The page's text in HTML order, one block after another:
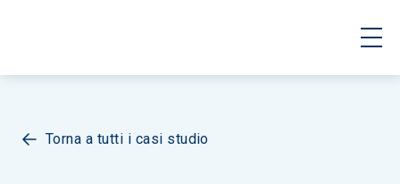
Torna a tutti i casi studio